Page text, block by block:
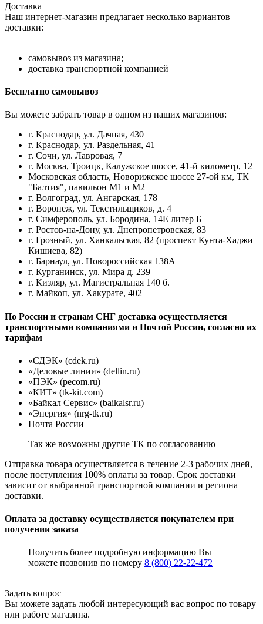
Доставка
Наш интернет-магазин предлагает несколько вариантов
доставки:
самовывоз из магазина;
доставка транспортной компанией
Бесплатно самовывоз
Вы можете забрать товар в одном из наших магазинов:
г. Краснодар, ул. Дачная, 430
г. Краснодар, ул. Раздельная, 41
г. Сочи, ул. Лавровая, 7
г. Москва, Троицк, Калужское шоссе, 41-й километр, 12
Московская область, Новорижское шоссе 27-ой км, ТК
"Балтия", павильон М1 и М2
г. Волгоград, ул. Ангарская, 178
г. Воронеж, ул. Текстильщиков, д. 4
г. Симферополь, ул. Бородина, 14Е литер Б
г. Ростов-на-Дону, ул. Днепропетровская, 83
г. Грозный, ул. Ханкальская, 82 (проспект Кунта-Хаджи
Кишиева, 82)
г. Барнаул, ул. Новороссийская 138А
г. Курганинск, ул. Мира д. 239
г. Кизляр, ул. Магистральная 140 б.
г. Майкоп, ул. Хакурате, 402
По России и странам СНГ доставка осуществляется
транспортными компаниями и Почтой России, согласно их
тарифам
«СДЭК» (cdek.ru)
«Деловые линии» (dellin.ru)
«ПЭК» (pecom.ru)
«КИТ» (tk-kit.com)
«Байкал Сервис» (baikalsr.ru)
«Энергия» (nrg-tk.ru)
Почта России
Так же возможны другие ТК по согласованию
Отправка товара осуществляется в течение 2-3 рабочих дней,
после поступления 100% оплаты за товар. Срок доставки
зависит от выбранной транспортной компании и региона
доставки.
Оплата за доставку осуществляется покупателем при
получении заказа
Получить более подробную информацию Вы
можете позвонив по номеру 8 (800) 22-22-472
Задать вопрос
Вы можете задать любой интересующий вас вопрос по товару
или работе магазина.